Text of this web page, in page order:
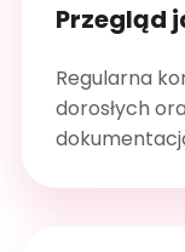
Przegląd
Regularna
dorosłych